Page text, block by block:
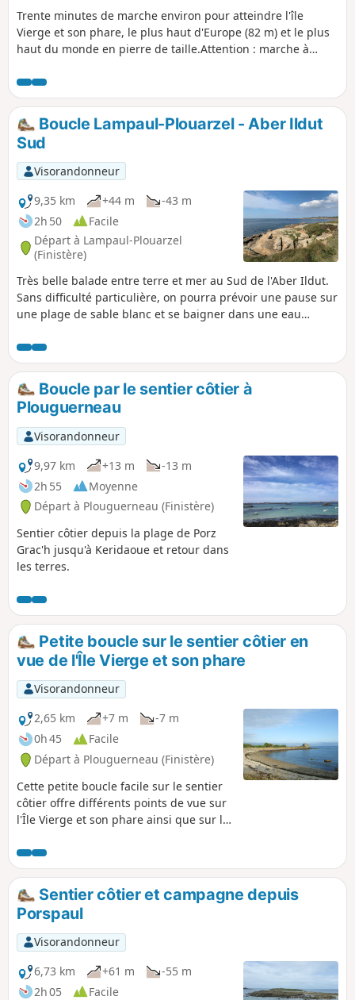
cette partie de la côte Nord du Finistère.
Trente minutes de marche environ pour atteindre l'île
Vierge et son phare, le plus haut d'Europe (82 m) et le plus
haut du monde en pierre de taille.Attention : marche à
grandes marées d'équinoxe (coef. >110). Ne pas
l'entreprendre si brume, brouillard et autres conditions
météo défavorables.Le phare est visitable en moyenne et
haute saison (voir l'office de tourisme des Abers) autour de
l'heure de la marée haute.
Boucle Lampaul-Plouarzel - Aber Ildut
Sud
Visorandonneur
9,35 km
+44 m
-43 m
2h 50
Facile
Départ à Lampaul-Plouarzel
(Finistère)
Très belle balade entre terre et mer au Sud de l'Aber Ildut.
Sans difficulté particulière, on pourra prévoir une pause sur
une plage de sable blanc et se baigner dans une eau
au niveau de l'embouchure de l'Aber Ildut permettent de se
rendre compte de la navigation et du commerce du XVIIe et
XVIIIe siècle.
Boucle par le sentier côtier à
Plouguerneau
Visorandonneur
9,97 km
+13 m
-13 m
2h 55
Moyenne
Départ à Plouguerneau (Finistère)
Sentier côtier depuis la plage de Porz
Grac'h jusqu'à Keridaoue et retour dans
les terres.
Petite boucle sur le sentier côtier en
vue de l'Île Vierge et son phare
Visorandonneur
2,65 km
+7 m
-7 m
0h 45
Facile
Départ à Plouguerneau (Finistère)
Cette petite boucle facile sur le sentier
côtier offre différents points de vue sur
l'Île Vierge et son phare ainsi que sur la
Sentier côtier et campagne depuis
Porspaul
Visorandonneur
6,73 km
+61 m
-55 m
2h 05
Facile